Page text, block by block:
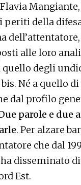
periti della
alle loro
quello degli
Né a quello
dal profilo
parole e due
. Per alzare
che dal
disseminato
Est.